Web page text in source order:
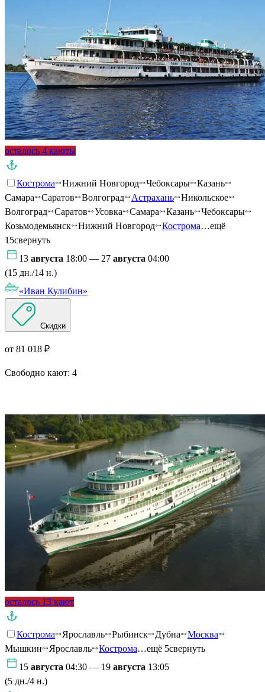
осталось 4 каюты
Кострома Нижний Новгород Чебоксары
Казань
Самара
Саратов Волгоград Астрахань
Никольское
Волгоград
Саратов Усовка Самара Казань
Чебоксары
Козьмодемьянск
Нижний Новгород Кострома…ещё
15свернуть
13 августа 18:00 — 27 августа 04:00
(15 дн./14 н.)
«Иван Кулибин»
Скидки
от 81 018 ₽
Свободно кают: 4
осталось 13 кают
Кострома Ярославль Рыбинск Дубна
Москва
Мышкин
Ярославль Кострома…ещё 5свернуть
15 августа 04:30 — 19 августа 13:05
(5 дн./4 н.)